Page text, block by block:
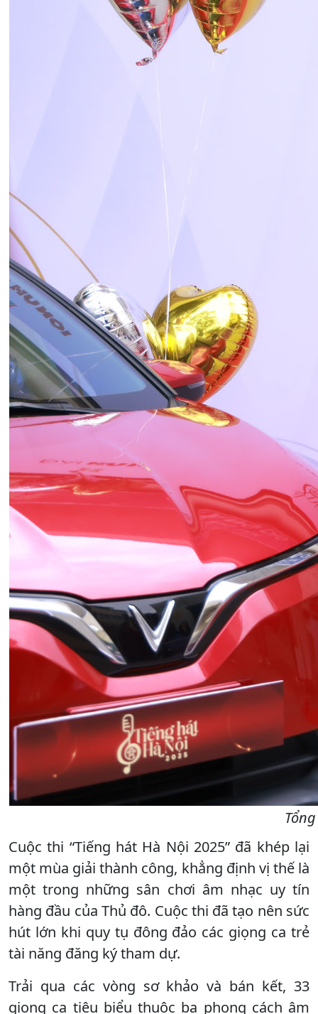
Cuộc thi “Tiếng hát Hà Nội 2025” đã khép lại
một mùa giải thành công, khẳng định vị thế là
một trong những sân chơi âm nhạc uy tín
hàng đầu của Thủ đô. Cuộc thi đã tạo nên sức
hút lớn khi quy tụ đông đảo các giọng ca trẻ
tài năng đăng ký tham dự.
Trải qua các vòng sơ khảo và bán kết, 33
giọng ca tiêu biểu thuộc ba phong cách âm